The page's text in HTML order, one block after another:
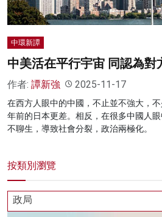
灼見活動
中環新譚
中美活在平行宇宙 同認為對
作者: 譚新強 2025-11-17
在西方人眼中的中國，不止並不強大，
年前的日本更差。相反，在很多中國人
不聊生，導致社會分裂，政治兩極化。
按類別瀏覽
政局